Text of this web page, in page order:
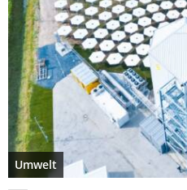
Umwelt